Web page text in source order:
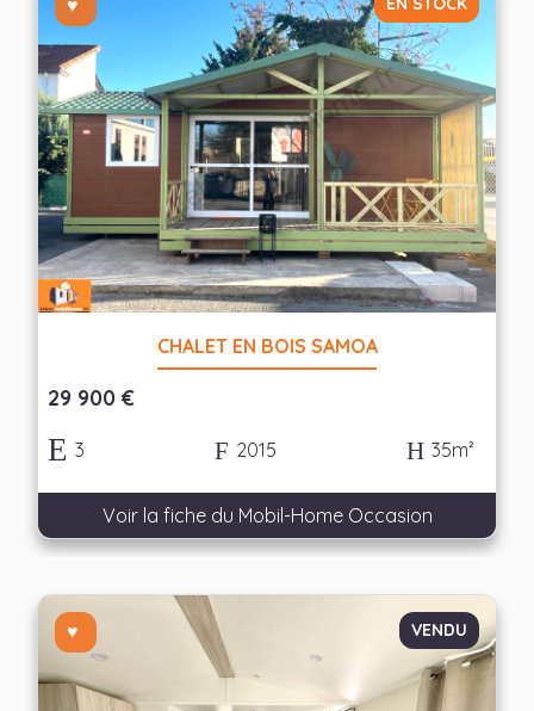
CHALET EN BOIS SAMOA
29 900 €
3 2015 35m²
Voir la fiche du Mobil-Home Occasion
VENDU